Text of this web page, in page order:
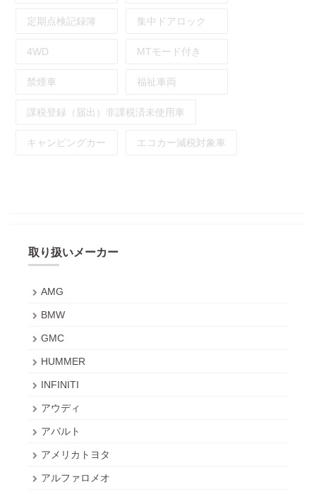
定期点検記録簿 集中ドアロック
4WD MTモード付き
禁煙車 福祉車両
課税登録（届出）非課税済未使用車
キャンピングカー エコカー減税対象車
取り扱いメーカー
AMG
BMW
GMC
HUMMER
INFINITI
アウディ
アバルト
アメリカトヨタ
アルファロメオ